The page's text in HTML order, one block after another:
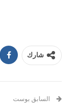
شارك
السابق بوست